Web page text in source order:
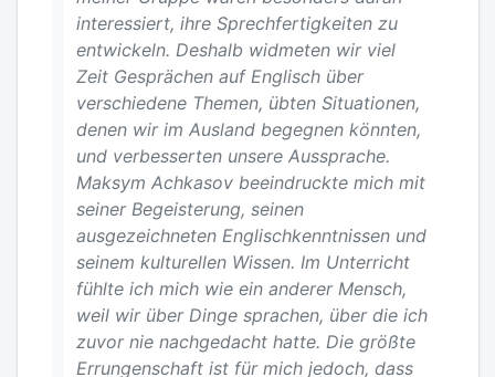
interessiert, ihre Sprechfertigkeiten zu
entwickeln. Deshalb widmeten wir viel
Zeit Gesprächen auf Englisch über
verschiedene Themen, übten Situationen,
denen wir im Ausland begegnen könnten,
und verbesserten unsere Aussprache.
Maksym Achkasov beeindruckte mich mit
seiner Begeisterung, seinen
ausgezeichneten Englischkenntnissen und
seinem kulturellen Wissen. Im Unterricht
fühlte ich mich wie ein anderer Mensch,
weil wir über Dinge sprachen, über die ich
zuvor nie nachgedacht hatte. Die größte
Errungenschaft ist für mich jedoch, dass